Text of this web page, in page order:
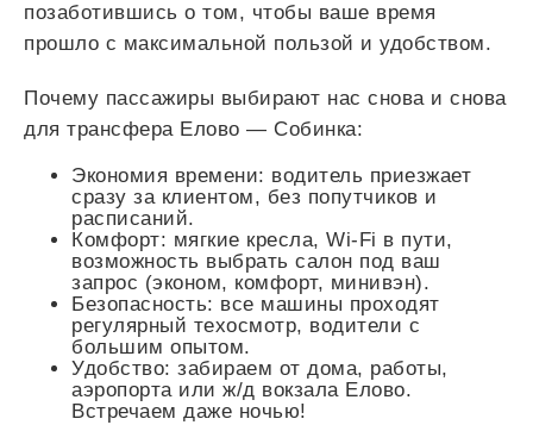
позаботившись о том, чтобы ваше время
прошло с максимальной пользой и удобством.
Почему пассажиры выбирают нас снова и снова
для трансфера Елово — Собинка:
Экономия времени: водитель приезжает
сразу за клиентом, без попутчиков и
расписаний.
Комфорт: мягкие кресла, Wi-Fi в пути,
возможность выбрать салон под ваш
запрос (эконом, комфорт, минивэн).
Безопасность: все машины проходят
регулярный техосмотр, водители с
большим опытом.
Удобство: забираем от дома, работы,
аэропорта или ж/д вокзала Елово.
Встречаем даже ночью!